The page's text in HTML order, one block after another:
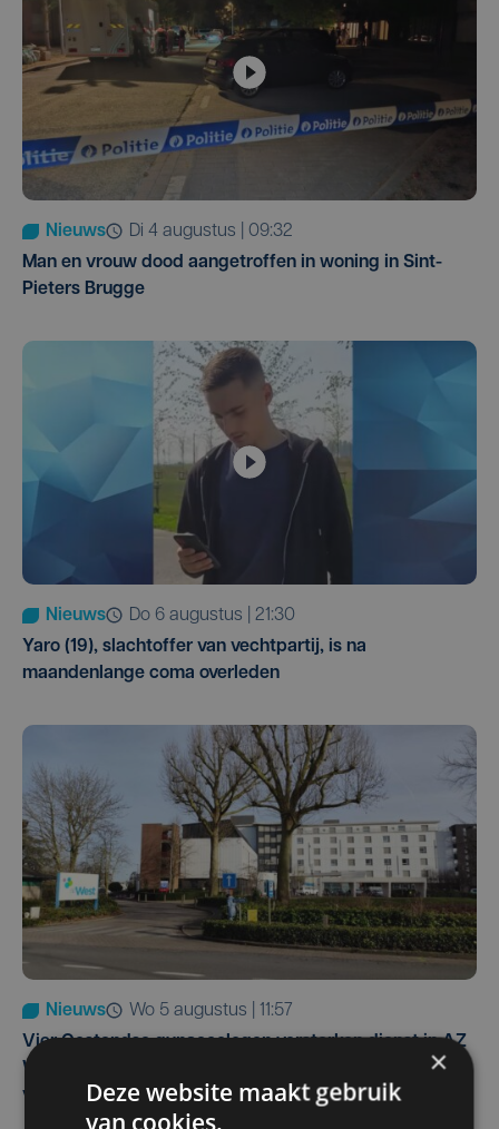
Nieuws
di 4 augustus | 09:32
Man en vrouw dood aangetroffen in woning in Sint-
Pieters Brugge
Nieuws
do 6 augustus | 21:30
Yaro (19), slachtoffer van vechtpartij, is na
maandenlange coma overleden
Nieuws
wo 5 augustus | 11:57
Vier Oostendse gynaecologen versterken dienst in AZ
West, dat ook een nieuwe voltijdse gynaecoloog
verwelkomt
×
Deze website maakt gebruik
van cookies.